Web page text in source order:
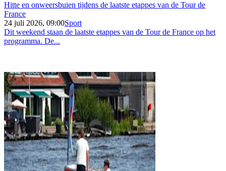
Hitte en onweersbuien tijdens de laatste etappes van de Tour de
France
24 juli 2026, 09:00Sport
Dit weekend staan de laatste etappes van de Tour de France op het
programma. De...